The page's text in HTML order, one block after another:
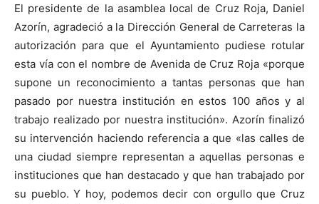
El presidente de la asamblea local de Cruz Roja, Daniel
Azorín, agradeció a la Dirección General de Carreteras la
autorización para que el Ayuntamiento pudiese rotular
esta vía con el nombre de Avenida de Cruz Roja «porque
supone un reconocimiento a tantas personas que han
pasado por nuestra institución en estos 100 años y al
trabajo realizado por nuestra institución». Azorín finalizó
su intervención haciendo referencia a que «las calles de
una ciudad siempre representan a aquellas personas e
instituciones que han destacado y que han trabajado por
su pueblo. Y hoy, podemos decir con orgullo que Cruz